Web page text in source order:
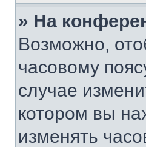
» На
Возможно,
часовому
случае
котором вы
изменять